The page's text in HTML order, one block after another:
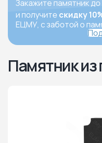
Закажите памятник до
и получите скидку
ЕЦМУ, с заботой о
Памятник из